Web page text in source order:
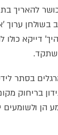
להאריך
ערוך
דייקא כולו
בסתר
בריחוק
הן ולשומעים